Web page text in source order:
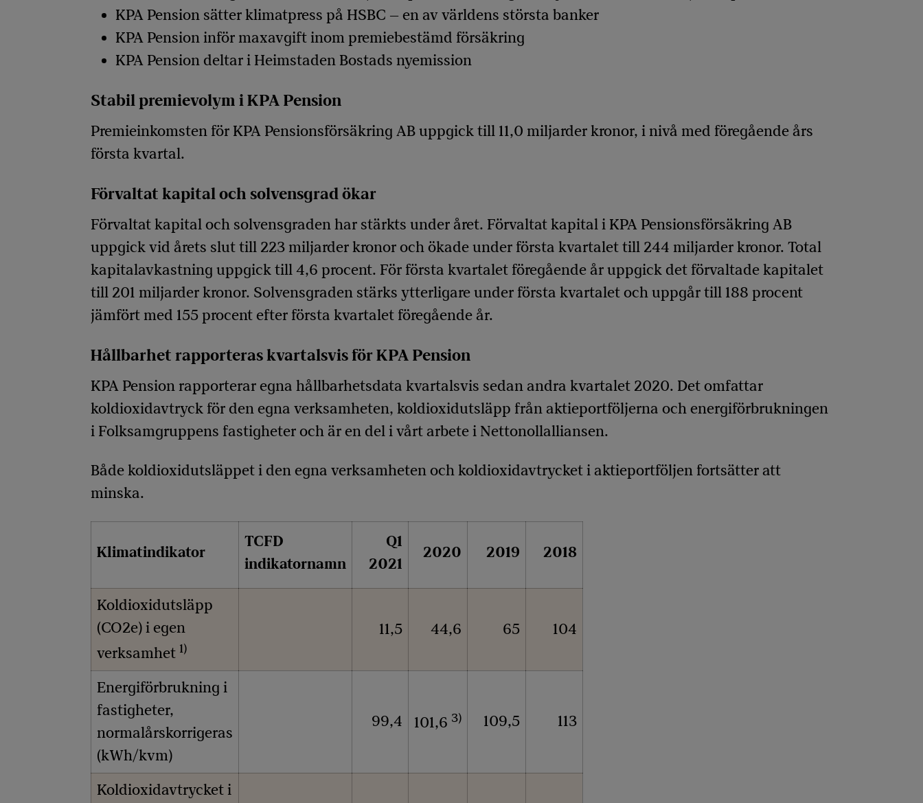
KPA Pension sätter klimatpress på HSBC – en av världens största banker
KPA Pension inför maxavgift inom premiebestämd försäkring
KPA Pension deltar i Heimstaden Bostads nyemission
Stabil premievolym i KPA Pension
Premieinkomsten för KPA Pensionsförsäkring AB uppgick till 11,0 miljarder kronor, i nivå med föregående års
första kvartal.
Förvaltat kapital och solvensgrad ökar
Förvaltat kapital och solvensgraden har stärkts under året. Förvaltat kapital i KPA Pensionsförsäkring AB
uppgick vid årets slut till 223 miljarder kronor och ökade under första kvartalet till 244 miljarder kronor. Total
kapitalavkastning uppgick till 4,6 procent. För första kvartalet föregående år uppgick det förvaltade kapitalet
till 201 miljarder kronor. Solvensgraden stärks ytterligare under första kvartalet och uppgår till 188 procent
jämfört med 155 procent efter första kvartalet föregående år.
Hållbarhet rapporteras kvartalsvis för KPA Pension
KPA Pension rapporterar egna hållbarhetsdata kvartalsvis sedan andra kvartalet 2020. Det omfattar
koldioxidavtryck för den egna verksamheten, koldioxidutsläpp från aktieportföljerna och energiförbrukningen
i Folksamgruppens fastigheter och är en del i vårt arbete i Nettonollalliansen.
Både koldioxidutsläppet i den egna verksamheten och koldioxidavtrycket i aktieportföljen fortsätter att
minska.
Klimatindikator
TCFD
indikatornamn
Q1
2021
2020 2019 2018
Koldioxidutsläpp
(CO2e) i egen
verksamhet 1)
11,5 44,6 65 104
Energiförbrukning i
fastigheter,
normalårskorrigeras
(kWh/kvm)
99,4 101,6 3) 109,5 113
Koldioxidavtrycket i